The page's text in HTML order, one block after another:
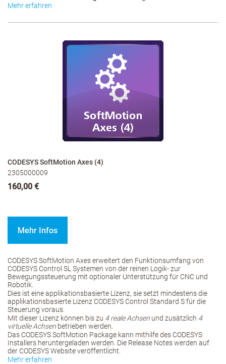
Mehr erfahren
CODESYS SoftMotion Axes (4)
2305000009
160,00 €
Mehr Infos
CODESYS SoftMotion Axes erweitert den Funktionsumfang von
CODESYS Control SL Systemen von der reinen Logik- zur
Bewegungssteuerung mit optionaler Unterstützung für CNC und
Robotik.
Dies ist eine applikationsbasierte Lizenz, sie setzt mindestens die
applikationsbasierte Lizenz CODESYS Control Standard S für die
Steuerung voraus.
Mit dieser Lizenz können bis zu 4 reale Achsen und zusätzlich 4
virtuelle Achsen betrieben werden.
Das CODESYS SoftMotion Package kann mithilfe des CODESYS
Installers heruntergeladen werden. Die Release Notes werden auf
der CODESYS Website veröffentlicht.
Mehr erfahren